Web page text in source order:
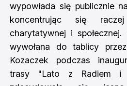
wypowiada się publicznie
koncentrując się
charytatywnej i
wywołana do tablicy
Kozaczek podczas
trasy "Lato z Radiem i